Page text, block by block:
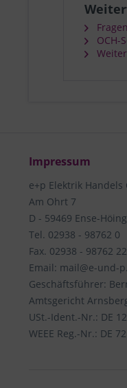
OCH-
Impressum
e+p Elektrik Handels
Am Ohrt 7
D - 59469 Ense-
Tel. 02938 - 98762 0
Fax. 02938 - 98762 22
Email: mail@e-und-
Geschäftsführer:
Amtsgericht
USt.-Ident.-Nr.: DE
WEEE Reg.-Nr.: DE